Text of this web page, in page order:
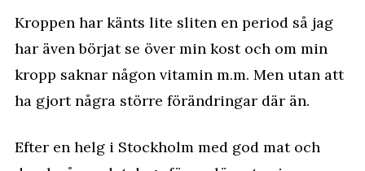
Kroppen har känts lite sliten en period så jag
har även börjat se över min kost och om min
kropp saknar någon vitamin m.m. Men utan att
ha gjort några större förändringar där än.
Efter en helg i Stockholm med god mat och